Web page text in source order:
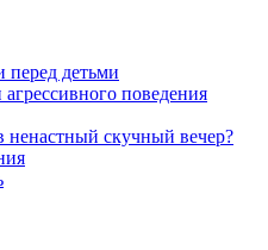
перед детьми
поведения
ненастный скучный вечер?